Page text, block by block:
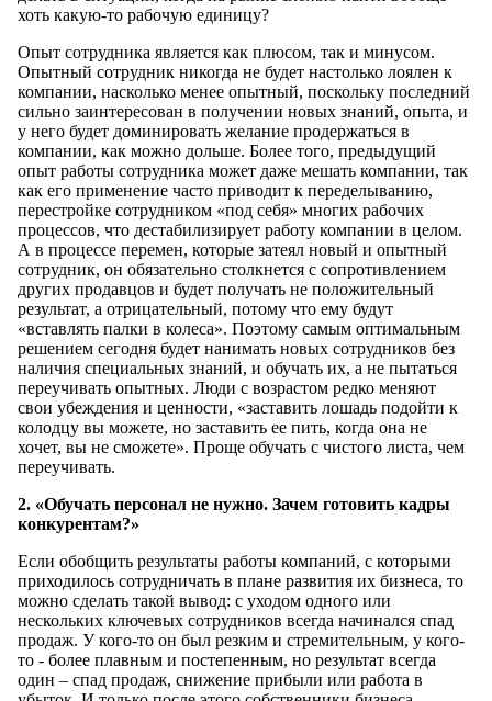
хоть какую-то рабочую единицу?
Опыт сотрудника является как плюсом, так и минусом.
Опытный сотрудник никогда не будет настолько лоялен к
компании, насколько менее опытный, поскольку последний
сильно заинтересован в получении новых знаний, опыта, и
у него будет доминировать желание продержаться в
компании, как можно дольше. Более того, предыдущий
опыт работы сотрудника может даже мешать компании, так
как его применение часто приводит к переделыванию,
перестройке сотрудником «под себя» многих рабочих
процессов, что дестабилизирует работу компании в целом.
А в процессе перемен, которые затеял новый и опытный
сотрудник, он обязательно столкнется с сопротивлением
других продавцов и будет получать не положительный
результат, а отрицательный, потому что ему будут
«вставлять палки в колеса». Поэтому самым оптимальным
решением сегодня будет нанимать новых сотрудников без
наличия специальных знаний, и обучать их, а не пытаться
переучивать опытных. Люди с возрастом редко меняют
свои убеждения и ценности, «заставить лошадь подойти к
колодцу вы можете, но заставить ее пить, когда она не
хочет, вы не сможете». Проще обучать с чистого листа, чем
переучивать.
2. «Обучать персонал не нужно. Зачем готовить кадры
конкурентам?»
Если обобщить результаты работы компаний, с которыми
приходилось сотрудничать в плане развития их бизнеса, то
можно сделать такой вывод: с уходом одного или
нескольких ключевых сотрудников всегда начинался спад
продаж. У кого-то он был резким и стремительным, у кого-
то - более плавным и постепенным, но результат всегда
один – спад продаж, снижение прибыли или работа в